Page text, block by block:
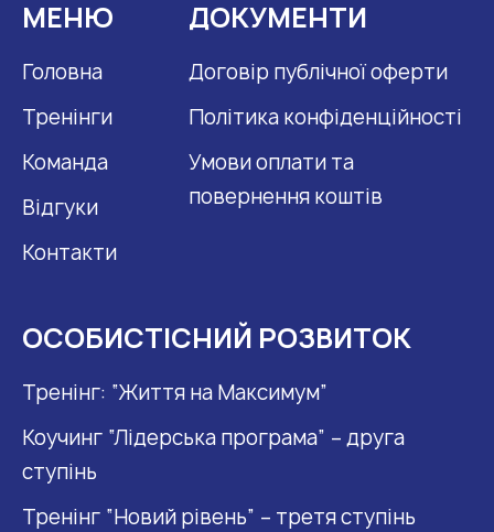
МЕНЮ
Головна
Тренінги
Команда
Відгуки
Контакти
ДОКУМЕНТИ
Договір публічної оферти
Політика конфіденційності
Умови оплати та
повернення коштів
ОСОБИСТІСНИЙ РОЗВИТОК
Тренінг: “Життя на Максимум”
Коучинг “Лідерська програма” – друга
ступінь
Тренінг “Новий рівень” – третя ступінь